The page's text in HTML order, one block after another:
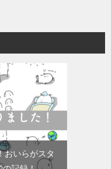
おいらがスタ